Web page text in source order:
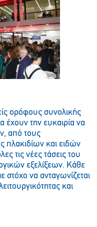
ορόφους συνολικής
έχουν την ευκαιρία να
από τους
πλακιδίων και ειδών
τις νέες τάσεις του
εξελίξεων. Κάθε
στόχο να ανταγωνίζεται
και